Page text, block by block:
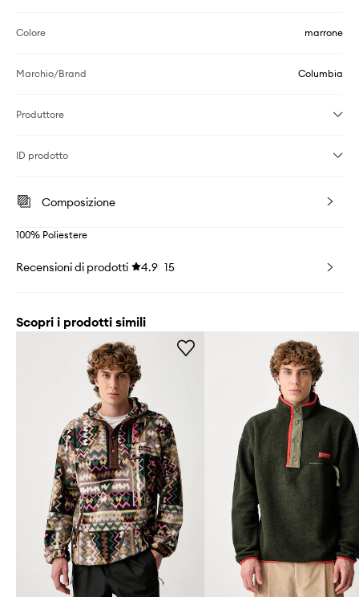
Colore marrone
Marchio/Brand Columbia
Produttore
ID prodotto
Composizione
100% Poliestere
Recensioni di prodotti 4.9 15
Scopri i prodotti simili